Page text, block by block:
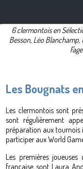
6 clermontois en
Besson, Léo
Les Bougnats
Les clermontois sont
sont régulièrement
préparation aux tournois
participer aux World
Les premières
française sont Laura